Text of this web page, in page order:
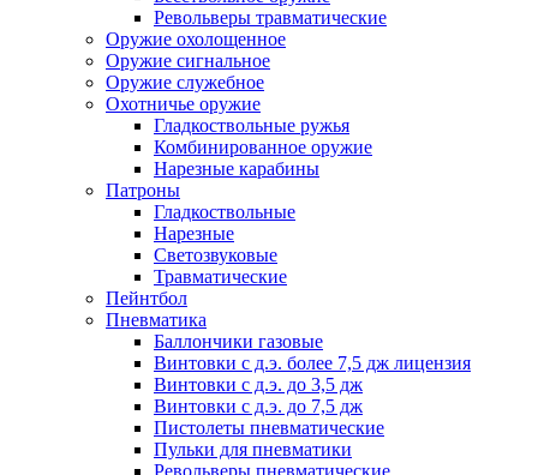
Револьверы травматические
Оружие охолощенное
Оружие сигнальное
Оружие служебное
Охотничье оружие
Гладкоствольные ружья
Комбинированное оружие
Нарезные карабины
Патроны
Гладкоствольные
Нарезные
Светозвуковые
Травматические
Пейнтбол
Пневматика
Баллончики газовые
Винтовки с д.э. более 7,5 дж лицензия
Винтовки с д.э. до 3,5 дж
Винтовки с д.э. до 7,5 дж
Пистолеты пневматические
Пульки для пневматики
Револьверы пневматические